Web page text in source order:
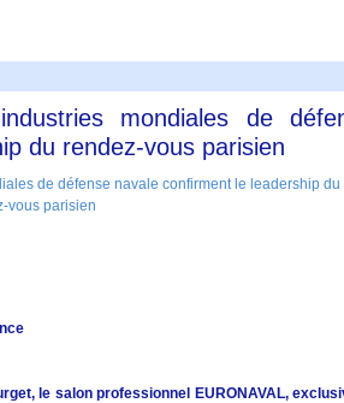
mondiales de
du rendez-vous parisien
le salon professionnel EURONAVAL,